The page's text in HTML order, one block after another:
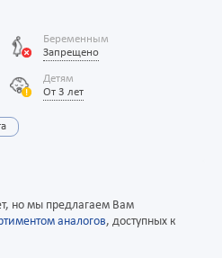
Беременным
Запрещено
Детям
От 3 лет
но мы предлагаем Вам
аналогов, доступных к